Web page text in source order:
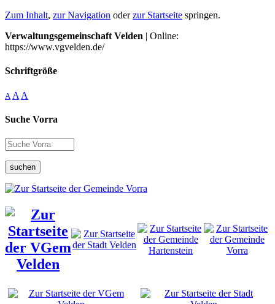
Zum Inhalt, zur Navigation oderzur Startseite springen.
Verwaltungsgemeinschaft Velden | Online:
https://www.vgvelden.de/
Schriftgröße
A A A
Suche Vorra
suchen